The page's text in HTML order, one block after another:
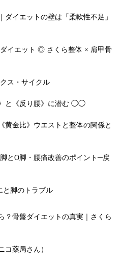
ダイエットの壁は「柔軟性不足」
イエット ◎ さくら整体 × 肩甲骨
ス・サイクル
と《反り腰》に潜む ◯◯
黄金比》ウエストと整体の関係と
とO脚・腰痛改善のポイント─戻
と脚のトラブル
？骨盤ダイエットの真実｜さくら
コ薬局さん）